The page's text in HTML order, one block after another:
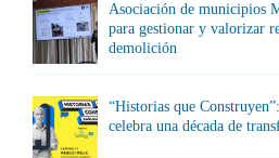
Asociación de municipios
para gestionar y valorizar
demolición
“Historias que
celebra una década de